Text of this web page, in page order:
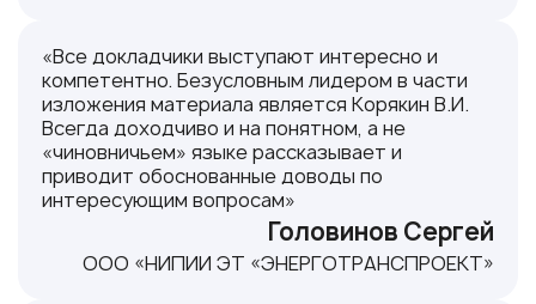
«Все докладчики выступают интересно и
компетентно. Безусловным лидером в части
изложения материала является Корякин В.И.
Всегда доходчиво и на понятном, а не
«чиновничьем» языке рассказывает и
приводит обоснованные доводы по
интересующим вопросам»
Головинов Сергей
ООО «НИПИИ ЭТ «ЭНЕРГОТРАНСПРОЕКТ»